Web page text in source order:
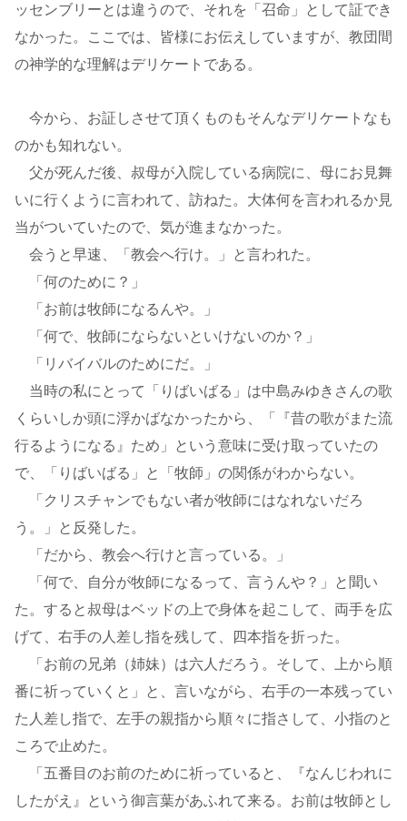
ッセンブリーとは違うので、それを「召命」として証でき
なかった。ここでは、皆様にお伝えしていますが、教団間
の神学的な理解はデリケートである。
今から、お証しさせて頂くものもそんなデリケートなも
のかも知れない。
父が死んだ後、叔母が入院している病院に、母にお見舞
いに行くように言われて、訪ねた。大体何を言われるか見
当がついていたので、気が進まなかった。
会うと早速、「教会へ行け。」と言われた。
「何のために？」
「お前は牧師になるんや。」
「何で、牧師にならないといけないのか？」
「リバイバルのためにだ。」
当時の私にとって「りばいばる」は中島みゆきさんの歌
くらいしか頭に浮かばなかったから、「『昔の歌がまた流
行るようになる』ため」という意味に受け取っていたの
で、「りばいばる」と「牧師」の関係がわからない。
「クリスチャンでもない者が牧師にはなれないだろ
う。」と反発した。
「だから、教会へ行けと言っている。」
「何で、自分が牧師になるって、言うんや？」と聞い
た。すると叔母はベッドの上で身体を起こして、両手を広
げて、右手の人差し指を残して、四本指を折った。
「お前の兄弟（姉妹）は六人だろう。そして、上から順
番に祈っていくと」と、言いながら、右手の一本残ってい
た人差し指で、左手の親指から順々に指さして、小指のと
ころで止めた。
「五番目のお前のために祈っていると、『なんじわれに
したがえ』という御言葉があふれて来る。お前は牧師とし